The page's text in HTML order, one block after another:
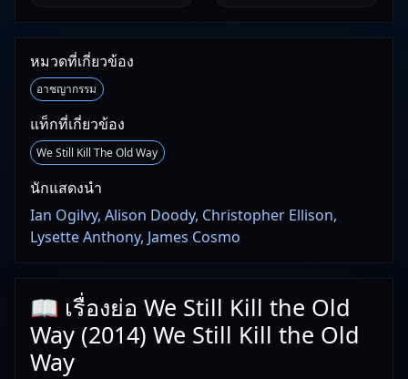
หมวดที่เกี่ยวข้อง
อาชญากรรม
แท็กที่เกี่ยวข้อง
We Still Kill The Old Way
นักแสดงนำ
Ian Ogilvy, Alison Doody, Christopher Ellison,
Lysette Anthony, James Cosmo
📖 เรื่องย่อ We Still Kill the Old
Way (2014) We Still Kill the Old
Way